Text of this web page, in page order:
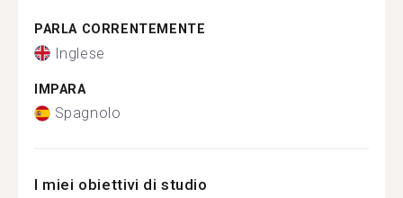
PARLA CORRENTEMENTE
Inglese
IMPARA
Spagnolo
I miei obiettivi di studio